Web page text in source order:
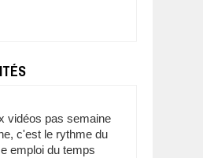
vidéos pas semaine
c'est le rythme du
emploi du temps